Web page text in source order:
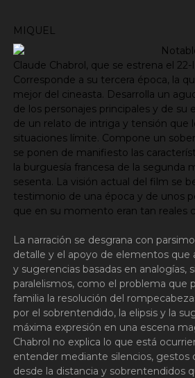
MIQUEL
Claude Chabrol, que se estrena el 22-
Corresponde a su tercera época, la
mejor del cineasta. Desarrolla un
de los personajes principales y de su
de un relato de intriga y tensión que
situaciones límite. Compone un
se ponen de manifiesto las
la burguesía francesa de la segunda
sesenta. La visión actual del film se
testimonio de una época y de unos
que en su momento eran tan reales
La narración se desgrana con
detalle y el apoyo de elementos que
y sugerencias basadas en analogías,
paralelismos, como el problema que
familia la resolución del
por el sobrentendido, la elipsis y la
máxima expresión en una escena
Chabrol no explica lo que está
entender mediante silencios, gestos
desde la distancia y sobrentendidos